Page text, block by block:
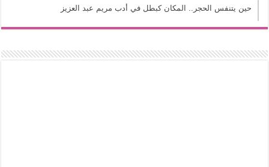
حين يتنفس الحجر.. المكان كبطل في أدب مريم عبد العزيز